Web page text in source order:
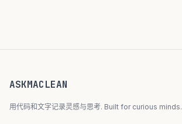
ASKMACLEAN
用代码和文字记录灵感与思考. Built for curious minds.